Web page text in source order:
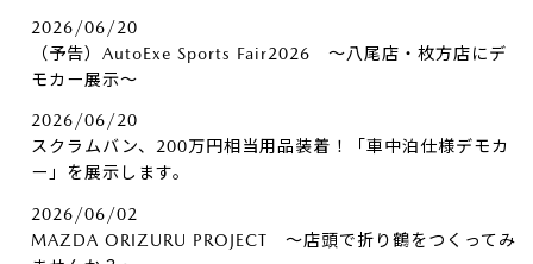
2026/06/20
（予告）AutoExe Sports Fair2026 ～八尾店・枚方店にデ
モカー展示～
2026/06/20
スクラムバン、200万円相当用品装着！「車中泊仕様デモカ
ー」を展示します。
2026/06/02
MAZDA ORIZURU PROJECT ～店頭で折り鶴をつくってみ